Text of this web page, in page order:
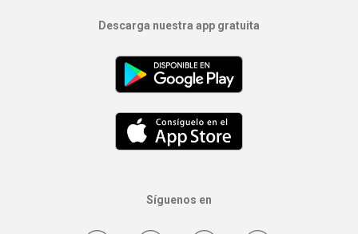
Descarga nuestra app gratuita
Síguenos en